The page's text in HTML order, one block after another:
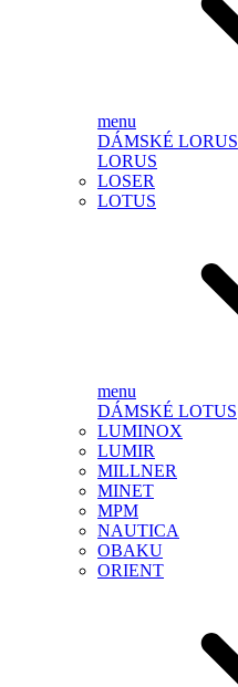
menu
DÁMSKÉ LORUS
LORUS
LOSER
LOTUS
menu
DÁMSKÉ LOTUS
LUMINOX
LUMIR
MILLNER
MINET
MPM
NAUTICA
OBAKU
ORIENT